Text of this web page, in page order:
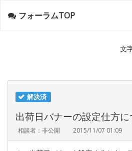
フォーラムTOP
文
解決済
出荷日バナーの設定仕方に
相談者：非公開 2015/11/07 01:09